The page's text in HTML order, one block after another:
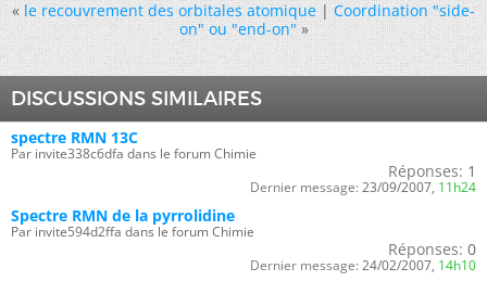
« le recouvrement des orbitales atomique|Coordination "side-
on" ou "end-on" »
DISCUSSIONS SIMILAIRES
spectre RMN 13C
Par invite338c6dfa dans le forum Chimie
Réponses: 1
Dernier message: 23/09/2007, 11h24
Spectre RMN de la pyrrolidine
Par invite594d2ffa dans le forum Chimie
Réponses: 0
Dernier message: 24/02/2007, 14h10